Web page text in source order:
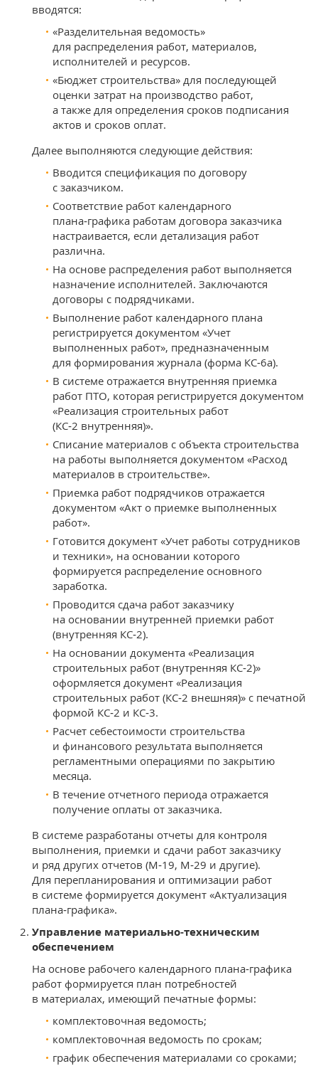
вводятся:
«Разделительная ведомость»
для распределения работ, материалов,
исполнителей и ресурсов.
«Бюджет строительства» для последующей
оценки затрат на производство работ,
а также для определения сроков подписания
актов и сроков оплат.
Далее выполняются следующие действия:
Вводится спецификация по договору
с заказчиком.
Соответствие работ календарного
плана‑графика работам договора заказчика
настраивается, если детализация работ
различна.
На основе распределения работ выполняется
назначение исполнителей. Заключаются
договоры с подрядчиками.
Выполнение работ календарного плана
регистрируется документом «Учет
выполненных работ», предназначенным
для формирования журнала (форма КС‑6а).
В системе отражается внутренняя приемка
работ ПТО, которая регистрируется документом
«Реализация строительных работ
(КС‑2 внутренняя)».
Списание материалов с объекта строительства
на работы выполняется документом «Расход
материалов в строительстве».
Приемка работ подрядчиков отражается
документом «Акт о приемке выполненных
работ».
Готовится документ «Учет работы сотрудников
и техники», на основании которого
формируется распределение основного
заработка.
Проводится сдача работ заказчику
на основании внутренней приемки работ
(внутренняя КС‑2).
На основании документа «Реализация
строительных работ (внутренняя КС‑2)»
оформляется документ «Реализация
строительных работ (КС‑2 внешняя)» с печатной
формой КС‑2 и КС‑3.
Расчет себестоимости строительства
и финансового результата выполняется
регламентными операциями по закрытию
месяца.
В течение отчетного периода отражается
получение оплаты от заказчика.
В системе разработаны отчеты для контроля
выполнения, приемки и сдачи работ заказчику
и ряд других отчетов (М‑19, М‑29 и другие).
Для перепланирования и оптимизации работ
в системе формируется документ «Актуализация
плана‑графика».
Управление материально‑техническим
обеспечением
На основе рабочего календарного плана‑графика
работ формируется план потребностей
в материалах, имеющий печатные формы:
комплектовочная ведомость;
комплектовочная ведомость по срокам;
график обеспечения материалами со сроками;